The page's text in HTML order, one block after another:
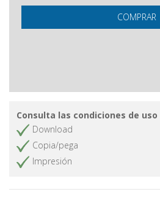
COMPRAR
Consulta las condiciones de uso
Download
Copia/pega
Impresión